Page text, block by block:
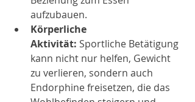
aufzubauen.
Körperliche
Aktivität: Sportliche Betätigung
kann nicht nur helfen, Gewicht
zu verlieren, sondern auch
Endorphine freisetzen, die das